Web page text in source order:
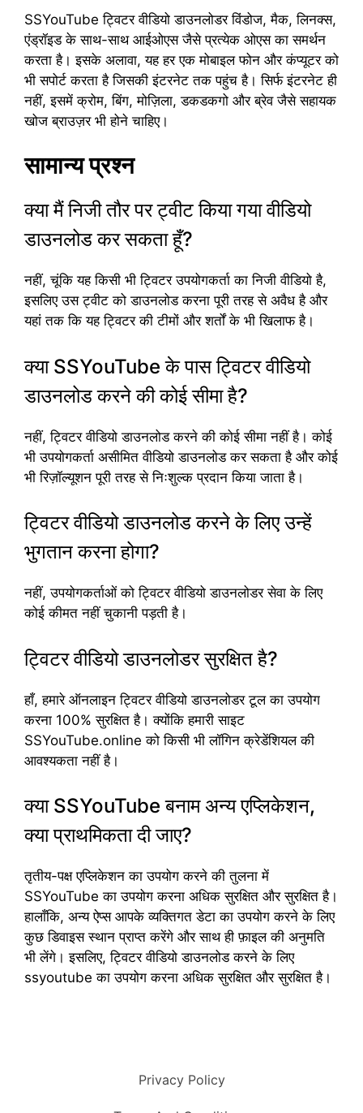
SSYouTube ट्विटर वीडियो डाउनलोडर विंडोज, मैक, लिनक्स,
एंड्रॉइड के साथ-साथ आईओएस जैसे प्रत्येक ओएस का समर्थन
करता है। इसके अलावा, यह हर एक मोबाइल फोन और कंप्यूटर को
भी सपोर्ट करता है जिसकी इंटरनेट तक पहुंच है। सिर्फ इंटरनेट ही
नहीं, इसमें क्रोम, बिंग, मोज़िला, डकडकगो और ब्रेव जैसे सहायक
खोज ब्राउज़र भी होने चाहिए।
सामान्य प्रश्न
क्या मैं निजी तौर पर ट्वीट किया गया वीडियो
डाउनलोड कर सकता हूँ?
नहीं, चूंकि यह किसी भी ट्विटर उपयोगकर्ता का निजी वीडियो है,
इसलिए उस ट्वीट को डाउनलोड करना पूरी तरह से अवैध है और
यहां तक कि यह ट्विटर की टीमों और शर्तों के भी खिलाफ है।
क्या SSYouTube के पास ट्विटर वीडियो
डाउनलोड करने की कोई सीमा है?
नहीं, ट्विटर वीडियो डाउनलोड करने की कोई सीमा नहीं है। कोई
भी उपयोगकर्ता असीमित वीडियो डाउनलोड कर सकता है और कोई
भी रिज़ॉल्यूशन पूरी तरह से निःशुल्क प्रदान किया जाता है।
ट्विटर वीडियो डाउनलोड करने के लिए उन्हें
भुगतान करना होगा?
नहीं, उपयोगकर्ताओं को ट्विटर वीडियो डाउनलोडर सेवा के लिए
कोई कीमत नहीं चुकानी पड़ती है।
ट्विटर वीडियो डाउनलोडर सुरक्षित है?
हाँ, हमारे ऑनलाइन ट्विटर वीडियो डाउनलोडर टूल का उपयोग
करना 100% सुरक्षित है। क्योंकि हमारी साइट
SSYouTube.online को किसी भी लॉगिन क्रेडेंशियल की
आवश्यकता नहीं है।
क्या SSYouTube बनाम अन्य एप्लिकेशन,
क्या प्राथमिकता दी जाए?
तृतीय-पक्ष एप्लिकेशन का उपयोग करने की तुलना में
SSYouTube का उपयोग करना अधिक सुरक्षित और सुरक्षित है।
हालाँकि, अन्य ऐप्स आपके व्यक्तिगत डेटा का उपयोग करने के लिए
कुछ डिवाइस स्थान प्राप्त करेंगे और साथ ही फ़ाइल की अनुमति
भी लेंगे। इसलिए, ट्विटर वीडियो डाउनलोड करने के लिए
ssyoutube का उपयोग करना अधिक सुरक्षित और सुरक्षित है।
Privacy Policy